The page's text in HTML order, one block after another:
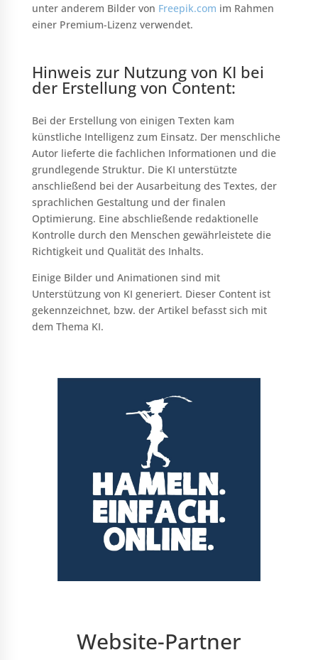
unter anderem Bilder von Freepik.com im Rahmen
einer Premium-Lizenz verwendet.
Hinweis zur Nutzung von KI bei
der Erstellung von Content:
Bei der Erstellung von einigen Texten kam
künstliche Intelligenz zum Einsatz. Der menschliche
Autor lieferte die fachlichen Informationen und die
grundlegende Struktur. Die KI unterstützte
anschließend bei der Ausarbeitung des Textes, der
sprachlichen Gestaltung und der finalen
Optimierung. Eine abschließende redaktionelle
Kontrolle durch den Menschen gewährleistete die
Richtigkeit und Qualität des Inhalts.
Einige Bilder und Animationen sind mit
Unterstützung von KI generiert. Dieser Content ist
gekennzeichnet, bzw. der Artikel befasst sich mit
dem Thema KI.
Website-Partner